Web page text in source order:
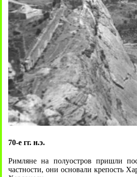
70-е гг. н.э.
Римляне на полуостров пришли
частности, они основали крепость